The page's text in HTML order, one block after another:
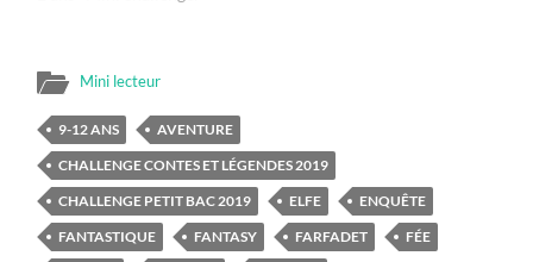
Mini lecteur
9-12 ANS
AVENTURE
CHALLENGE CONTES ET LÉGENDES 2019
CHALLENGE PETIT BAC 2019
ELFE
ENQUÊTE
FANTASTIQUE
FANTASY FARFADET
FÉE